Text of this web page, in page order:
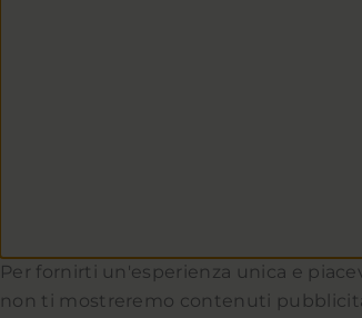
Per fornirti un'esperienza unica e
non ti mostreremo contenuti